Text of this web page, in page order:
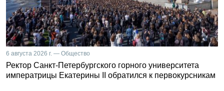
6 августа 2026 г. — Общество
Ректор Санкт-Петербургского горного университета
императрицы Екатерины II обратился к первокурсникам